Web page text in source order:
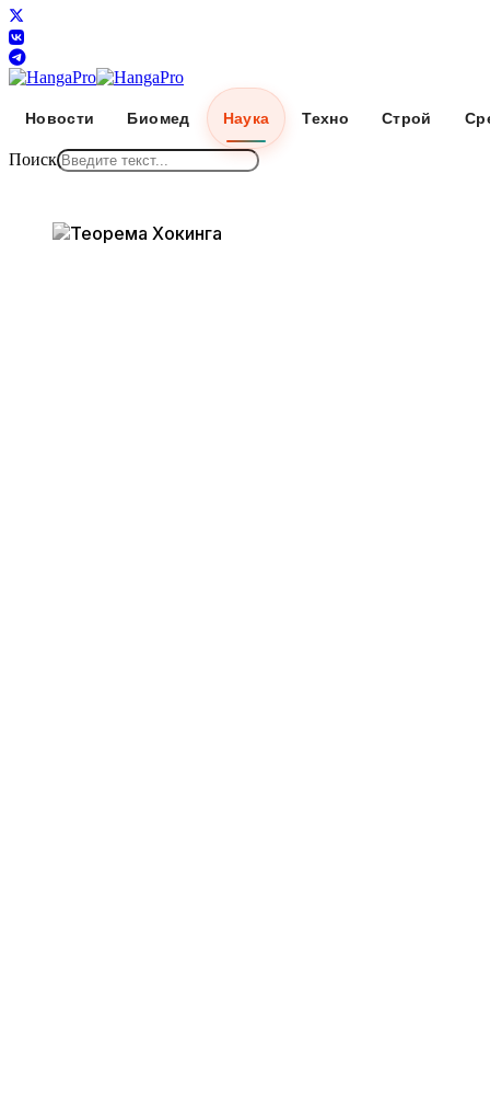
Новости Биомед Наука Техно Строй
Поиск